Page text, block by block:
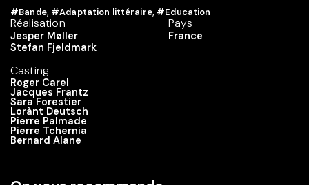
#Bande, #Adaptation littéraire, #Education
Réalisation
Jesper Møller
Stefan Fjeldmark
Casting
Roger Carel
Jacques Frantz
Sara Forestier
Lorànt Deutsch
Pierre Palmade
Pierre Tchernia
Bernard Alane
Pays
France